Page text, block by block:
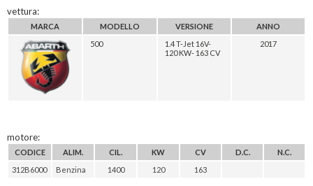
vettura:
MARCA MODELLO VERSIONE
ANNO
500
1.4 T-Jet 16V-
120 KW- 163 CV
2017
motore:
CODICE ALIM. CIL. KW CV D.C.
N.C.
312B6000
Benzina 1400 120 163